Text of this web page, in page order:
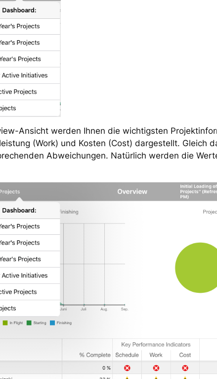
Ansicht werden Ihnen die wichtigsten
(Work) und Kosten (Cost) dargestellt. Gleich
Abweichungen. Natürlich werden die